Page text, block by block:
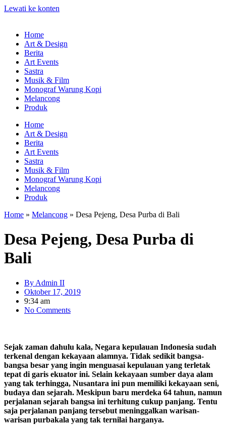
Lewati ke konten
Home
Art & Design
Berita
Art Events
Sastra
Musik & Film
Monograf Warung Kopi
Melancong
Produk
Home
Art & Design
Berita
Art Events
Sastra
Musik & Film
Monograf Warung Kopi
Melancong
Produk
Home » Melancong » Desa Pejeng, Desa Purba di Bali
Desa Pejeng, Desa Purba di
Bali
By Admin II
Oktober 17, 2019
9:34 am
No Comments
Sejak zaman dahulu kala, Negara kepulauan Indonesia sudah
terkenal dengan kekayaan alamnya. Tidak sedikit bangsa-
bangsa besar yang ingin menguasai kepulauan yang terletak
tepat di garis ekuator ini. Selain kekayaan sumber daya alam
yang tak terhingga, Nusantara ini pun memiliki kekayaan seni,
budaya dan sejarah. Meskipun baru merdeka 64 tahun, namun
perjalanan sejarah bangsa ini terhitung cukup panjang. Tentu
saja perjalanan panjang tersebut meninggalkan warisan-
warisan purbakala yang tak ternilai harganya.